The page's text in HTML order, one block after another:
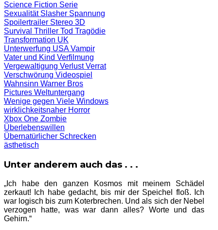
Science Fiction Serie
Sexualität Slasher Spannung
Spoilertrailer Stereo 3D
Survival Thriller Tod Tragödie
Transformation UK
Unterwerfung USAVampir
Vater und Kind Verfilmung
Vergewaltigung VerlustVerrat
Verschwörung Videospiel
Wahnsinn Warner Bros
Pictures Weltuntergang
Wenige gegen Viele Windows
wirklichkeitsnaher Horror
Xbox One Zombie
Überlebenswillen
Übernatürlicher Schrecken
ästhetisch
Unter anderem auch das . . .
„Ich habe den ganzen Kosmos mit meinem Schädel
zerkaut! Ich habe gedacht, bis mir der Speichel floß. Ich
war logisch bis zum Koterbrechen. Und als sich der Nebel
verzogen hatte, was war dann alles? Worte und das
Gehirn.“